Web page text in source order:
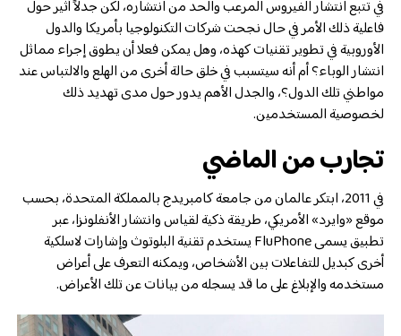
في تتبع انتشار الفيروس المرعب والحد من انتشاره، لكن جدلاً أثير حول
فاعلية ذلك الأمر في حال نجحت شركات التكنولوجيا بأمريكا والدول
الأوروبية في تطوير تقنيات كهذه، وهل يمكن فعلا أن يطوق إجراء مماثل
انتشار الوباء؟ أم أنه سيتسبب في خلق حالة أخرى من الهلع والالتباس عند
مواطني تلك الدول؟، والجدل الأهم يدور حول مدى تهديد ذلك
لخصوصية المستخدمين.
تجارب من الماضي
في 2011، ابتكر عالمان من جامعة كامبريدج بالمملكة المتحدة، بحسب
موقع «وايرد» الأمريكي، طريقة ذكية لقياس وانتشار الأنفلونزا، عبر
تطبيق يسمى FluPhone يستخدم تقنية البلوتوث وإشارات لاسلكية
أخرى كبديل للتفاعلات بين الأشخاص، ويمكنه التعرف على أعراض
مستخدمه والإبلاغ على ما قد يسجله من بيانات عن تلك الأعراض.